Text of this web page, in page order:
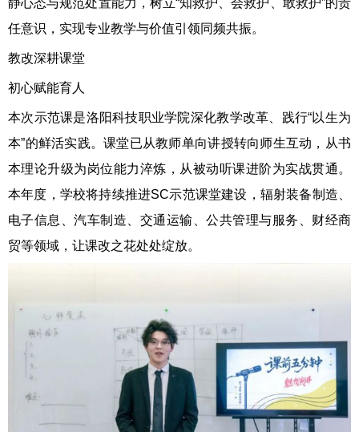
任意识，实现专业教学与价值引领同频共振。
教改深耕课堂
初心赋能育人
本次示范课是洛阳科技职业学院深化教学改革、践行“以生为
本”的鲜活实践。课堂已从教师单向讲授转向师生互动，从书
本理论升级为岗位能力淬炼，从被动听课进阶为实战贯通。
本年度，学校将持续推进SC示范课堂建设，辐射装备制造、
电子信息、汽车制造、交通运输、公共管理与服务、财经商
贸等领域，让课改之花处处绽放。